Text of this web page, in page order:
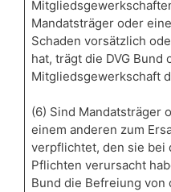
Mandatsträger oder
Schaden vorsätzlich
hat, trägt die DVG Bund
Mitgliedsgewerkschaft
(6) Sind Mandatsträger
einem anderen zum
verpflichtet, den sie bei
Pflichten verursacht
Bund die Befreiung